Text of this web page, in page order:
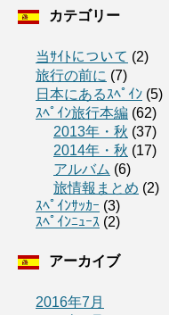
カテゴリー
当ｻｲﾄについて (2)
旅行の前に (7)
日本にあるｽﾍﾟｲﾝ (5)
ｽﾍﾟｲﾝ旅行本編 (62)
2013年・秋 (37)
2014年・秋 (17)
アルバム (6)
旅情報まとめ (2)
ｽﾍﾟｲﾝｻｯｶｰ (3)
ｽﾍﾟｲﾝﾆｭｰｽ (2)
アーカイブ
2016年7月